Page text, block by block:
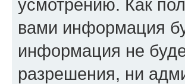
усмотрению. Как
вами информация
информация не
разрешения, ни